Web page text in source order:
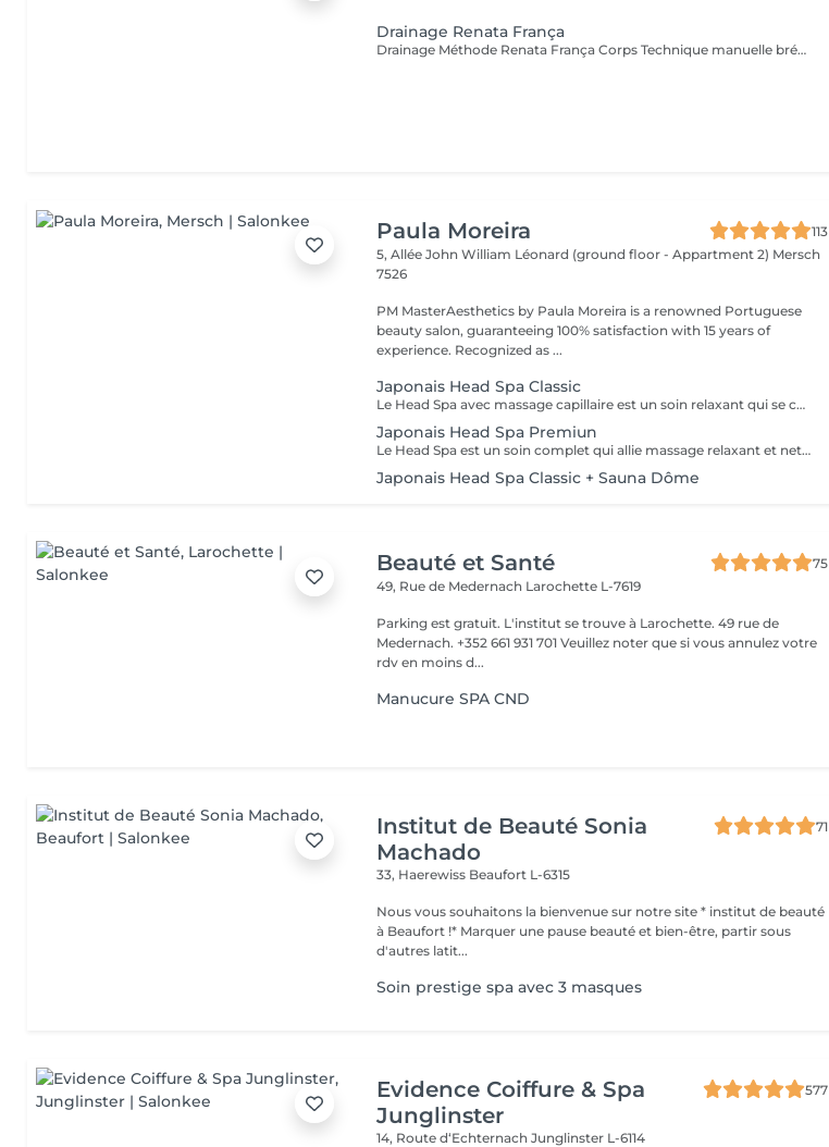
Drainage Renata França
Drainage Méthode Renata França Corps Technique manuelle brésilienne reconnue pour ses résultats immédiats. Grâce à des manuvres fermes et rythmées, ce soin stimule le système lymphatique, aide à éliminer les toxines et réduit la rétention d'eau. Bienfaits : Jambes légères dès la première séance Réduction des gonflements Silhouette visiblement affinée Sensation de bien-être et de légèreté Idéal en cure pour des résultats durables. Miracle Touch Visage Métode Renata França Soin facial drainant et remodelant offrant un effet lifting naturel immédiat. Il décongestionne le visage, réduit les poches et redonne éclat et fraîcheur à la peau. Bienfaits : Réduction des poches et cernes Visage plus lumineux et reposé Effet liftant naturel Détente profonde Parfait avant un événement ou en cure régulière.
Paula Moreira
113
5, Allée John William Léonard (ground floor - Appartment 2) Mersch
7526
PM MasterAesthetics by Paula Moreira is a renowned Portuguese
beauty salon, guaranteeing 100% satisfaction with 15 years of
experience. Recognized as ...
Japonais Head Spa Classic
Le Head Spa avec massage capillaire est un soin relaxant qui se concentre sur le bien-être du cuir chevelu et des cheveux. Le massage améliore la circulation sanguine, soulage les tensions, stimule la croissance des cheveux et procure une sensation de détente profonde. Idéal pour ceux qui cherchent à réduire le stress et à prendre soin de la santé capillaire de manière naturelle et efficace. La durée du service est personnalisée en fonction des besoins de chaque cliente, incluant la préparation, le soin, la désinstallation, un moment de détente autour d'un thé et le séchage des cheveux.
Japonais Head Spa Premiun
Le Head Spa est un soin complet qui allie massage relaxant et nettoyage de la peau, offrant un moment de bien-être et de renouveau. Le massage du cuir chevelu soulage les tensions, améliore la circulation sanguine et stimule la croissance des cheveux, tandis que le nettoyage de la peau élimine les impuretés, apportant fraîcheur et éclat. Idéal pour ceux qui recherchent un soulagement du stress, une revitalisation et des soins pour le corps et le visage. La durée du service est personnalisée en fonction des besoins de chaque cliente, incluant la préparation, le soin, la désinstallation, un moment de détente autour d'un thé et le séchage des cheveux.
Japonais Head Spa Classic + Sauna Dôme
Beauté et Santé
75
49, Rue de Medernach Larochette L-7619
Parking est gratuit. L'institut se trouve à Larochette. 49 rue de
Medernach. +352 661 931 701 Veuillez noter que si vous annulez votre
rdv en moins d...
Manucure SPA CND
Institut de Beauté Sonia
Machado
71
33, Haerewiss Beaufort L-6315
Nous vous souhaitons la bienvenue sur notre site * institut de beauté
à Beaufort !* Marquer une pause beauté et bien-être, partir sous
d'autres latit...
Soin prestige spa avec 3 masques
Evidence Coiffure & Spa
Junglinster
577
14, Route d‘EchternachJunglinster L-6114